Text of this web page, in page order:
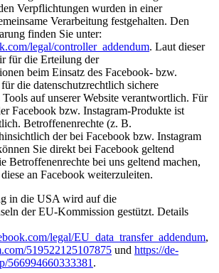
Verpflichtungen wurden in einer
Verarbeitung festgehalten. Den
finden Sie unter:
legal/controller_addendum. Laut dieser
für die Erteilung der
beim Einsatz des Facebook- bzw.
die datenschutzrechtlich sichere
auf unserer Website verantwortlich. Für
Facebook bzw. Instagram-Produkte ist
Betroffenenrechte (z. B.
der bei Facebook bzw. Instagram
Sie direkt bei Facebook geltend
Betroffenenrechte bei uns geltend machen,
an Facebook weiterzuleiten.
in die USA wird auf die
der EU-Kommission gestützt. Details
legal/EU_data_transfer_addendum,
519522125107875 und https://de-
566994660333381 .